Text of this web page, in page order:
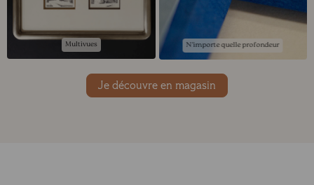
Multivues N'importe quelle profondeur
Je découvre en magasin